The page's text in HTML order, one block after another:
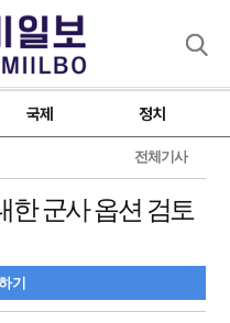
국제 정치
전체기사
한 군사 옵션 검토
기